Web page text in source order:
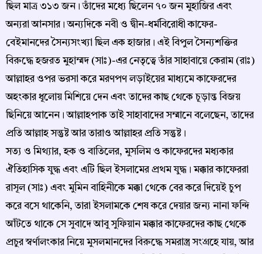
ছিল মাত্র ৩১৩ জন। তাঁদের মধ্যে ছিলেন ৭০ জন মুহাজির এবং
অন্যরা আনসার। অন্যদিকে নবী ও দ্বীন-ধর্মবিরোধী কাফের-
বেইমানদের সৈন্যসংখ্যা ছিল এক হাজার। এই বিপুল সৈন্যশক্তির
বিরুদ্ধে হজরত মুহাম্মদ (সাঃ)-এর নেতৃত্বে তাঁর সাহাবায়ে কেরাম (রাঃ)
আল্লাহর ওপর ভরসা করে মরণপণ লড়াইয়ের মাধ্যমে কাফেরদের
অহংকার ধূলোয় মিশিয়ে দেন এবং তাদের কাছ থেকে চূড়ান্ত বিজয়
ছিনিয়ে আনেন। আল্লাহপাক তাই সাহাবাদের সম্মানে বলেছেন, তাদের
প্রতি আল্লাহ সন্তুষ্ট আর তারাও আল্লাহর প্রতি সন্তুষ্ট।
সত্য ও মিথ্যার, হক ও বাতিলের, মুসলিম ও কাফেরদের মধ্যকার
ঐতিহাসিক যুদ্ধ এবং এটি ছিল ইসলামের প্রথম যুদ্ধ। মক্কার কাফেররা
রাসূল (সাঃ) এবং মুমিন বাহিনীকে মক্কা থেকে বের করে দিয়েই চুপ
করে বসে থাকেনি, তারা ইসলামকে শেষ করে দেয়ার জন্য নানা ফন্দি
আঁটতে থাকে সে সুবাদে আবু সুফিয়ান মক্কার কাফেরদের কাছ থেকে
প্রচুর স্বর্ণালংকার নিয়ে মুসলমানদের বিরুদ্ধে সমরাস্ত্র সংগ্রহে যায়, আর